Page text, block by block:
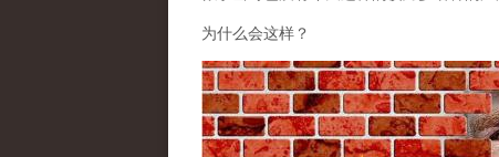
为什么会这样？